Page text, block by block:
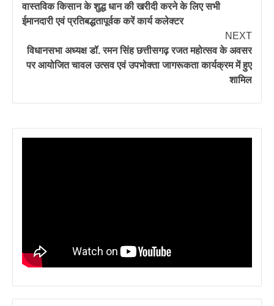
वास्तविक किसान के शुद्ध धान की खरीदी करने के लिए सभी
ईमानदारी एवं प्रतिबद्धतापूर्वक करें कार्य कलेक्टर
NEXT
विधानसभा अध्यक्ष डॉ. रमन सिंह छत्तीसगढ़ रजत महोत्सव के अवसर
पर आयोजित चावल उत्सव एवं उपभोक्ता जागरूकता कार्यक्रम में हुए
शामिल